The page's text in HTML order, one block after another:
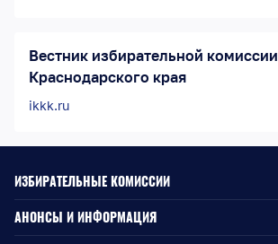
Вестник избирательной комиссии
Краснодарского края
ikkk.ru
ИЗБИРАТЕЛЬНЫЕ КОМИССИИ
АНОНСЫ И ИНФОРМАЦИЯ